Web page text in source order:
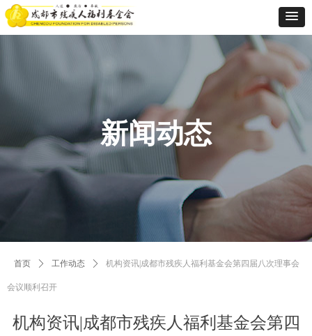
机构资讯|成都市残疾人福利基金会第四
首页 ꄲ 工作动态 ꄲ 机构资讯|成都市残疾人福利基金会第四届八次理事会
会议顺利召开
新闻动态